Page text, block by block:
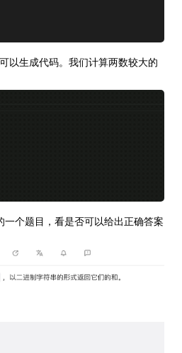
以生成代码。我们计算两数较大的
个题目，看是否可以给出正确答案